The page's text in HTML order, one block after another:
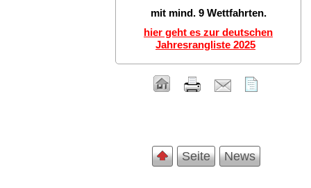
mit mind. 9 Wettfahrten.
hier geht es zur deutschen
Jahresrangliste 2025
Seite News